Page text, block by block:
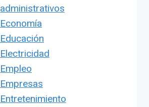
administrativos
Economía
Educación
Electricidad
Empleo
Empresas
Entretenimiento